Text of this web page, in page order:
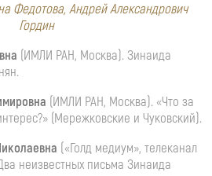
Федотова, Андрей Александрович
Гордин
(ИМЛИ РАН, Москва). Зинаида
(ИМЛИ РАН, Москва). «Что за
(Мережковские и Чуковский).
(«Голд медиум», телеканал
неизвестных письма Зинаида